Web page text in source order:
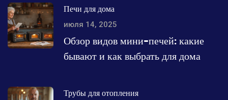
Печи для дома
июля 14, 2025
Обзор видов мини-печей: какие
бывают и как выбрать для дома
Трубы для отопления